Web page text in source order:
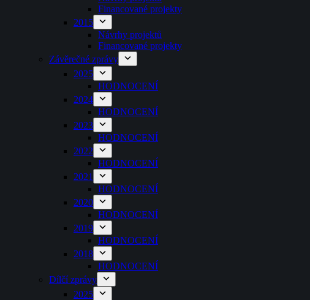
Financované projekty
2015
Návrhy projektů
Financované projekty
Závěrečné zprávy
2025
HODNOCENÍ
2024
HODNOCENÍ
2023
HODNOCENÍ
2022
HODNOCENÍ
2021
HODNOCENÍ
2020
HODNOCENÍ
2019
HODNOCENÍ
2018
HODNOCENÍ
Dílčí zprávy
2025